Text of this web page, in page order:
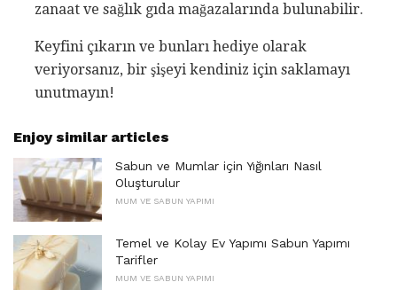
zanaat ve sağlık gıda mağazalarında bulunabilir.
Keyfini çıkarın ve bunları hediye olarak
veriyorsanız, bir şişeyi kendiniz için saklamayı
unutmayın!
Enjoy similar articles
Sabun ve Mumlar için Yığınları Nasıl
Oluşturulur
MUM VE SABUN YAPIMI
Temel ve Kolay Ev Yapımı Sabun Yapımı
Tarifler
MUM VE SABUN YAPIMI